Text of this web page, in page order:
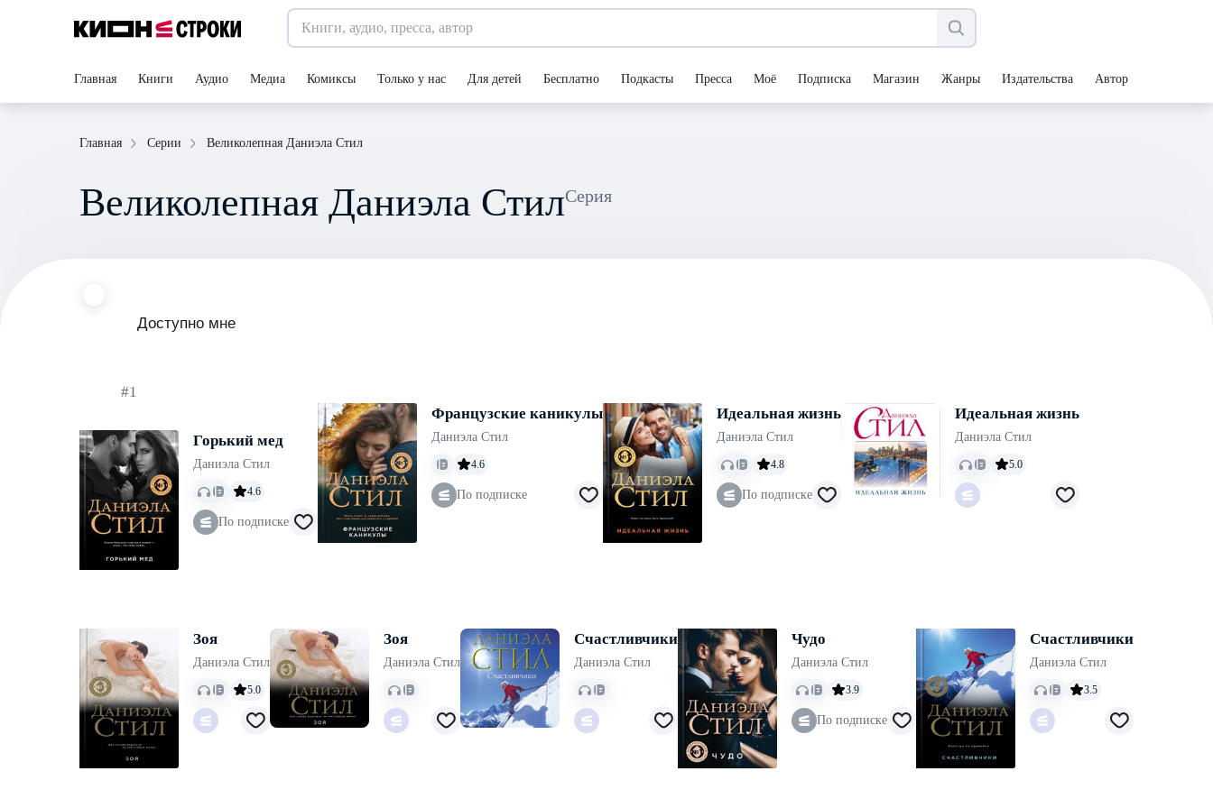
Главная Книги Аудио Медиа Комиксы Только у нас Для детей Бесплатно Подкасты Пресса Моё Подписка Магазин Жанры Издательства Авторы
Главная Серии Великолепная Даниэла Стил
Великолепная Даниэла Стил Серия
Доступно мне
#1
Горький мед
Даниэла Стил
4.6
По подписке
Французские каникулы
Даниэла Стил
4.6
По подписке
Идеальная жизнь
Даниэла Стил
4.8
По подписке
Идеальная жизнь
Даниэла Стил
5.0
Зоя
Даниэла Стил
5.0
Зоя
Даниэла Стил
Счастливчики
Даниэла Стил
Чудо
Даниэла Стил
3.9
По подписке
Счастливчики
Даниэла Стил
3.5